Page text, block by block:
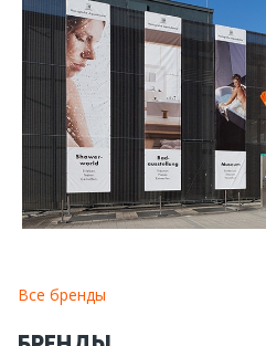
Все бренды